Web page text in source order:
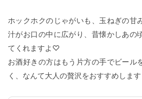
ホックホクのじゃがいも、玉ねぎの甘
汁がお口の中に広がり、昔懐かしあの
てくれますよ♡
お酒好きの方はもう片方の手でビール
く、なんて大人の贅沢をおすすめします